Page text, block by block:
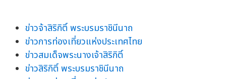
ข่าวจ้าสิริกิติ์ พระบรมราชินีนาถ
ข่าวการท่องเที่ยวแห่งประเทศไทย
ข่าวสมเด็จพระนางเจ้าสิริกิติ์
ข่าวสิริกิติ์ พระบรมราชินีนาถ